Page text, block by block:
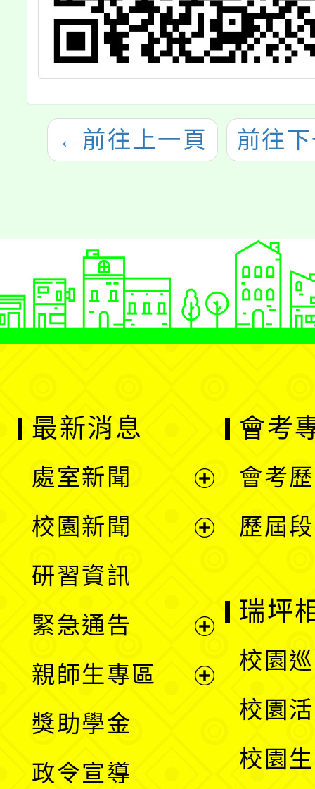
← 前往上一頁 前往
最新消息
處室新聞
單
校園新聞
選
單
研習資訊
緊急通告
親師生專區
獎助學金
政令宣導
會考
會考
歷屆
瑞坪
校園
校園
校園